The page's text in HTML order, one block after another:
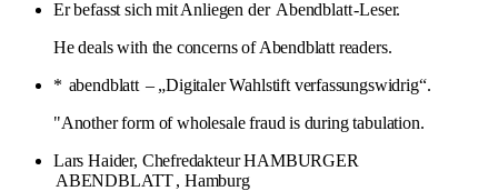
Er befasst sich mit Anliegen der Abendblatt-Leser.
He deals with the concerns of Abendblatt readers.
* abendblatt – „Digitaler Wahlstift verfassungswidrig“.
"Another form of wholesale fraud is during tabulation.
Lars Haider, Chefredakteur HAMBURGER
ABENDBLATT, Hamburg